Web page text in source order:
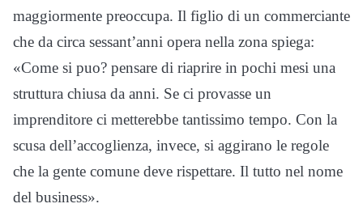
maggiormente preoccupa. Il figlio di un commerciante
che da circa sessant’anni opera nella zona spiega:
«Come si puo? pensare di riaprire in pochi mesi una
struttura chiusa da anni. Se ci provasse un
imprenditore ci metterebbe tantissimo tempo. Con la
scusa dell’accoglienza, invece, si aggirano le regole
che la gente comune deve rispettare. Il tutto nel nome
del business».